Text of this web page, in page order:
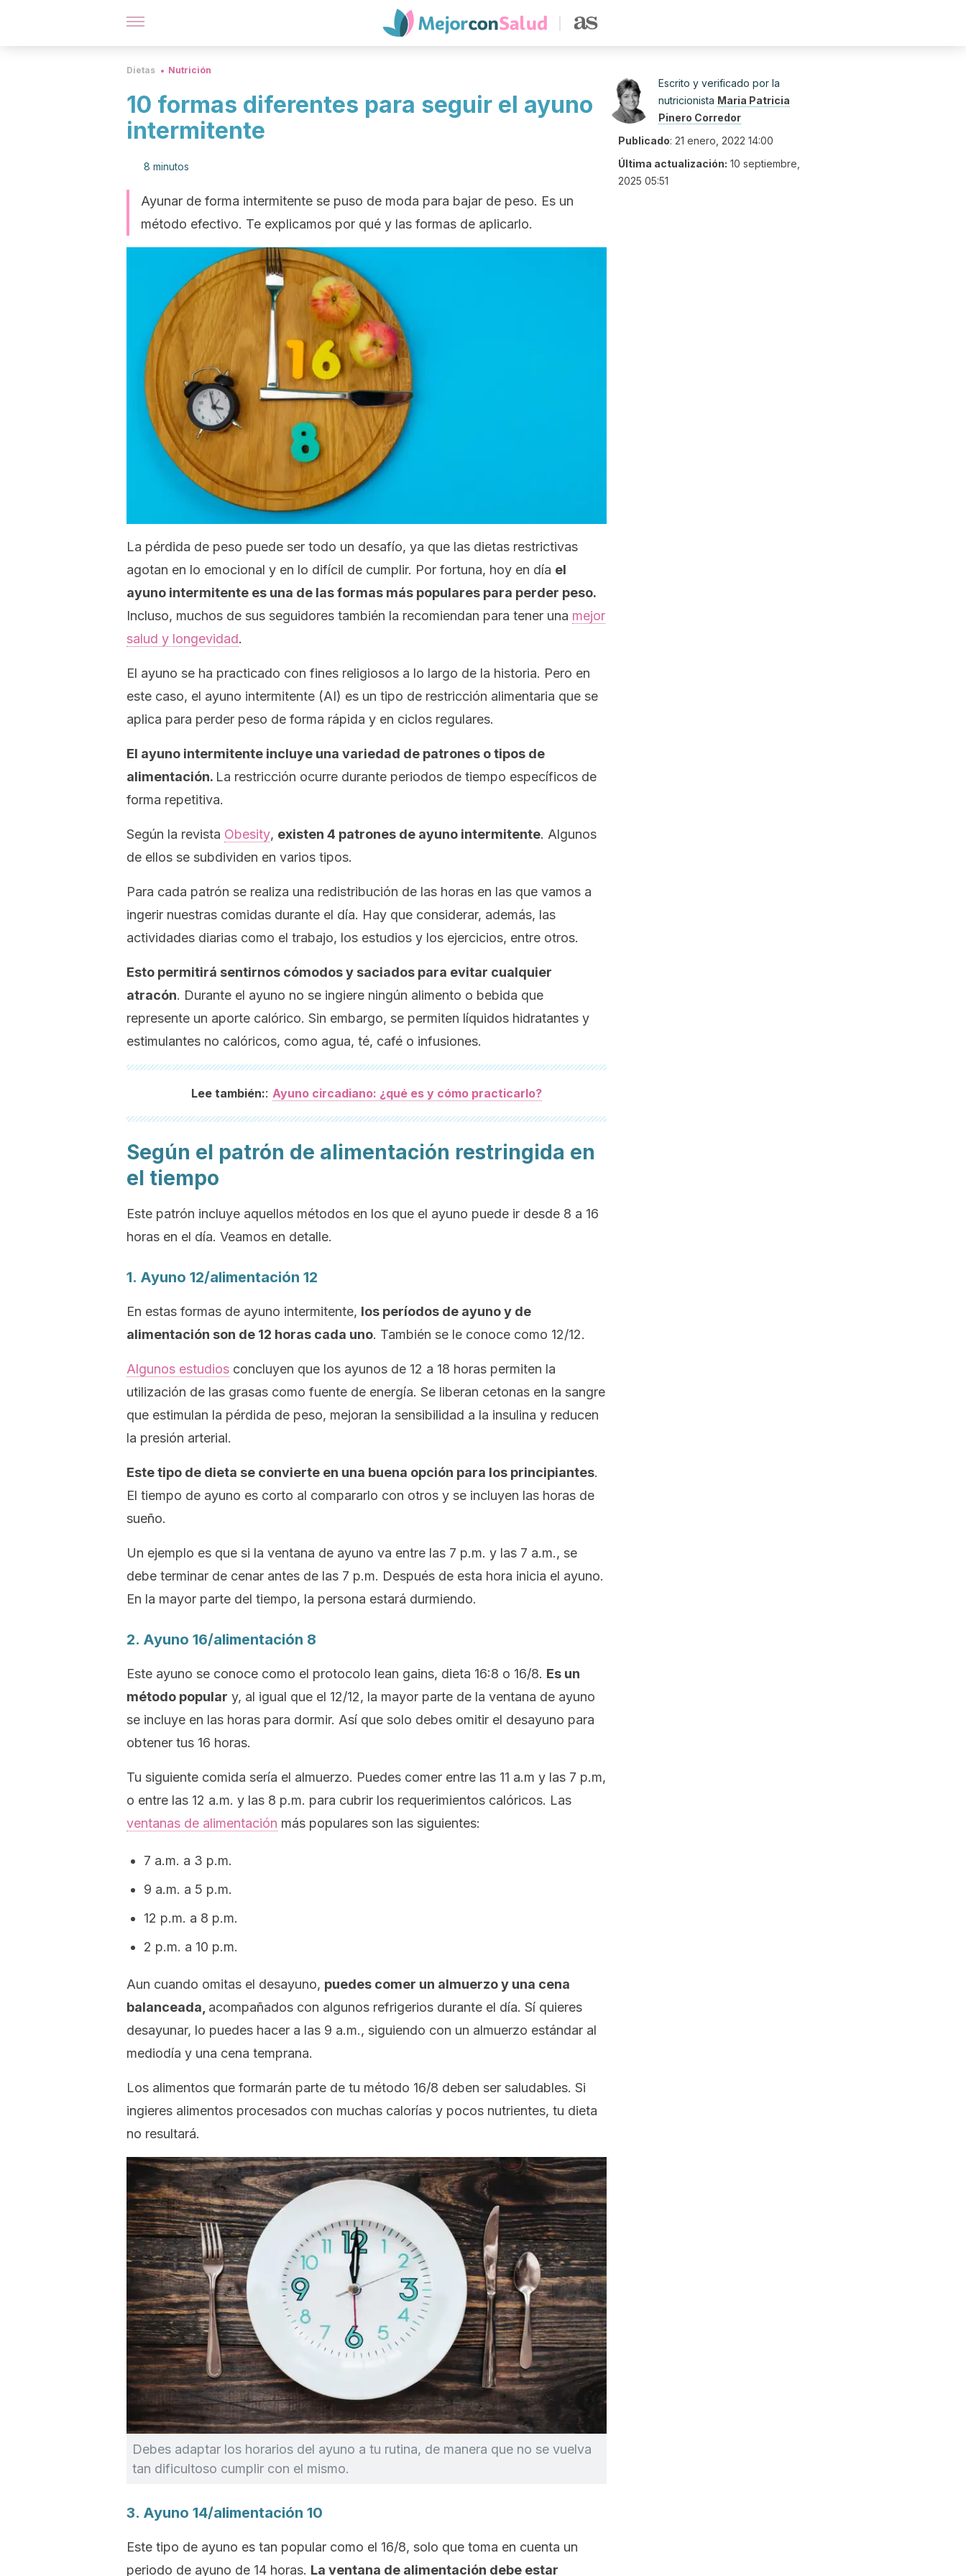
Dietas Nutrición
10 formas diferentes para seguir el ayuno
intermitente
8 minutos
Ayunar de forma intermitente se puso de moda para bajar de peso. Es un
método efectivo. Te explicamos por qué y las formas de aplicarlo.
La pérdida de peso puede ser todo un desafío, ya que las dietas restrictivas
agotan en lo emocional y en lo difícil de cumplir. Por fortuna, hoy en día el
ayuno intermitente es una de las formas más populares para perder peso.
Incluso, muchos de sus seguidores también la recomiendan para tener una mejor
salud y longevidad.
El ayuno se ha practicado con fines religiosos a lo largo de la historia. Pero en
este caso, el ayuno intermitente (AI) es un tipo de restricción alimentaria que se
aplica para perder peso de forma rápida y en ciclos regulares.
El ayuno intermitente incluye una variedad de patrones o tipos de
alimentación. La restricción ocurre durante periodos de tiempo específicos de
forma repetitiva.
Según la revista Obesity, existen 4 patrones de ayuno intermitente. Algunos
de ellos se subdividen en varios tipos.
Para cada patrón se realiza una redistribución de las horas en las que vamos a
ingerir nuestras comidas durante el día. Hay que considerar, además, las
actividades diarias como el trabajo, los estudios y los ejercicios, entre otros.
Esto permitirá sentirnos cómodos y saciados para evitar cualquier
atracón. Durante el ayuno no se ingiere ningún alimento o bebida que
represente un aporte calórico. Sin embargo, se permiten líquidos hidratantes y
estimulantes no calóricos, como agua, té, café o infusiones.
Lee también:: Ayuno circadiano: ¿qué es y cómo practicarlo?
Según el patrón de alimentación restringida en
el tiempo
Este patrón incluye aquellos métodos en los que el ayuno puede ir desde 8 a 16
horas en el día. Veamos en detalle.
1. Ayuno 12/alimentación 12
En estas formas de ayuno intermitente, los períodos de ayuno y de
alimentación son de 12 horas cada uno. También se le conoce como 12/12.
Algunos estudios concluyen que los ayunos de 12 a 18 horas permiten la
utilización de las grasas como fuente de energía. Se liberan cetonas en la sangre
que estimulan la pérdida de peso, mejoran la sensibilidad a la insulina y reducen
la presión arterial.
Este tipo de dieta se convierte en una buena opción para los principiantes.
El tiempo de ayuno es corto al compararlo con otros y se incluyen las horas de
sueño.
Un ejemplo es que si la ventana de ayuno va entre las 7 p.m. y las 7 a.m., se
debe terminar de cenar antes de las 7 p.m. Después de esta hora inicia el ayuno.
En la mayor parte del tiempo, la persona estará durmiendo.
2. Ayuno 16/alimentación 8
Este ayuno se conoce como el protocolo lean gains, dieta 16:8 o 16/8. Es un
método popular y, al igual que el 12/12, la mayor parte de la ventana de ayuno
se incluye en las horas para dormir. Así que solo debes omitir el desayuno para
obtener tus 16 horas.
Tu siguiente comida sería el almuerzo. Puedes comer entre las 11 a.m y las 7 p.m,
o entre las 12 a.m. y las 8 p.m. para cubrir los requerimientos calóricos. Las
ventanas de alimentación más populares son las siguientes:
7 a.m. a 3 p.m.
9 a.m. a 5 p.m.
12 p.m. a 8 p.m.
2 p.m. a 10 p.m.
Aun cuando omitas el desayuno, puedes comer un almuerzo y una cena
balanceada, acompañados con algunos refrigerios durante el día. Sí quieres
desayunar, lo puedes hacer a las 9 a.m., siguiendo con un almuerzo estándar al
mediodía y una cena temprana.
Los alimentos que formarán parte de tu método 16/8 deben ser saludables. Si
ingieres alimentos procesados con muchas calorías y pocos nutrientes, tu dieta
no resultará.
Debes adaptar los horarios del ayuno a tu rutina, de manera que no se vuelva
tan dificultoso cumplir con el mismo.
3. Ayuno 14/alimentación 10
Este tipo de ayuno es tan popular como el 16/8, solo que toma en cuenta un
periodo de ayuno de 14 horas. La ventana de alimentación debe estar
Escrito y verificado por la
nutricionista Maria Patricia
Pinero Corredor
Publicado: 21 enero, 2022 14:00
Última actualización: 10 septiembre,
2025 05:51